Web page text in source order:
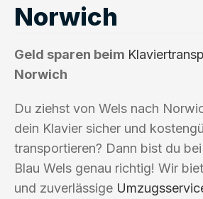
Norwich
Geld sparen beim
Norwich
Du ziehst von Wels nach
dein Klavier sicher und
transportieren? Dann bist du
Blau Wels genau richtig! Wir
und zuverlässige